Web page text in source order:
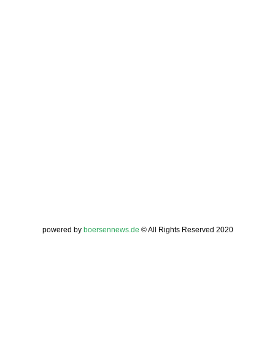
powered by boersennews.de © All Rights Reserved 2020